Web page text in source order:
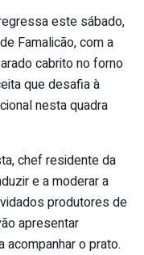
este sábado,
Famalicão, com a
cabrito no forno
que desafia à
nesta quadra
chef residente da
e a moderar a
produtores de
apresentar
o prato.